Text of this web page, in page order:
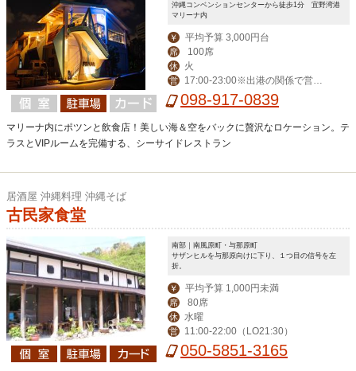
沖縄コンベンションセンターから徒歩1分 宜野湾港
マリーナ内
￥ 平均予算 3,000円台
席 100席
休 火
営
17:00-23:00※出港の関係で営業時
間が変更になる場合がございます
098-917-0839
マリーナ内にポツンと飲食店！美しい海＆空をバックに贅沢なロケーション。テ
ラスとVIPルームを完備する、シーサイドレストラン
居酒屋 沖縄料理 沖縄そば
古民家食堂
南部｜南風原町・与那原町
サザンヒルを与那原向けに下り、１つ目の信号を左
折。
￥ 平均予算 1,000円未満
席 80席
休 水曜
営 11:00-22:00（LO21:30）
050-5851-3165